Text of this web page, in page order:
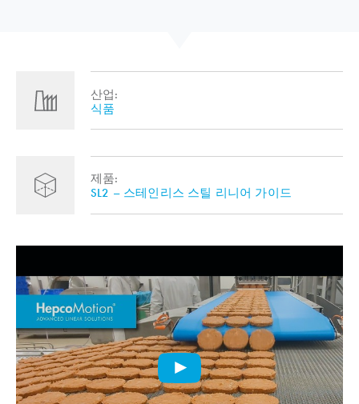
산업:
식품
제품:
SL2 – 스테인리스 스틸 리니어 가이드